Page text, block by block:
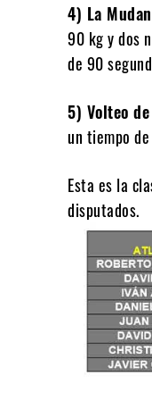
4) La
90 kg y dos
de 90
5) Volteo
un tiempo
Esta es la
disputados.